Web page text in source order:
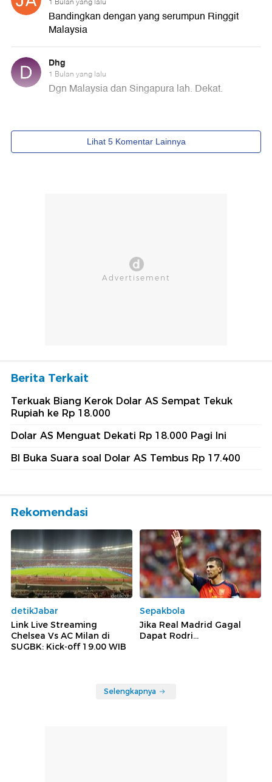
Berita Terkait
Terkuak Biang Kerok Dolar AS Sempat Tekuk
Rupiah ke Rp 18.000
Dolar AS Menguat Dekati Rp 18.000 Pagi Ini
BI Buka Suara soal Dolar AS Tembus Rp 17.400
Rekomendasi
detikJabar
Link Live Streaming
Chelsea Vs AC Milan di
SUGBK: Kick-off 19.00 WIB
Sepakbola
Jika Real Madrid Gagal
Dapat Rodri...
Selengkapnya